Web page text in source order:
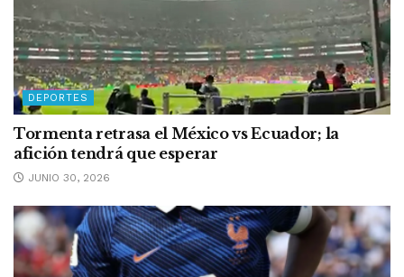
DEPORTES
Tormenta retrasa el México vs Ecuador; la
afición tendrá que esperar
JUNIO 30, 2026